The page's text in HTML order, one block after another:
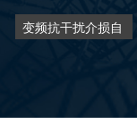
变频抗干扰介损自